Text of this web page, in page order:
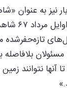
نیز به عنوان
برای
تازه‌حفرشده
بلافاصله
آنها نتوانند